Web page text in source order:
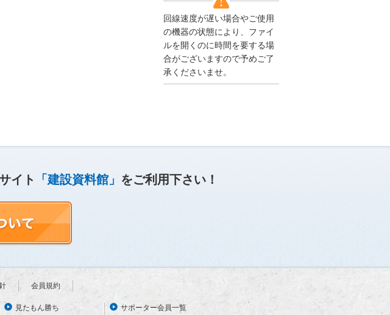
(月)より登録されます。
2025/08/04
●夏季休業に伴う情報更
新停止のお知らせ●
建設資料館をご利用いた
だき、誠に有難うござい
がされませんので、ご了
承のほど、よろしくお願
伴う情報更新停止のお知
らせ(04/26～04/29、05/0
ユーザー各位
回線速度が遅い場合やご使用
の機器の状態により、ファイ
ルを開くのに時間を要する場
合がございますので予めご了
承くださいませ。
イト 「建設資料館」 をご利用下さい！
会員規約
見たもん勝ち サポーター会員一覧